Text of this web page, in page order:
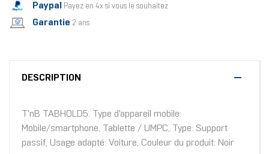
Paypal Payez en 4x si vous le souhaitez
Garantie 2 ans
DESCRIPTION
T'nB TABHOLD5. Type d'appareil mobile:
Mobile/smartphone, Tablette / UMPC, Type: Support
passif, Usage adapté: Voiture, Couleur du produit: Noir